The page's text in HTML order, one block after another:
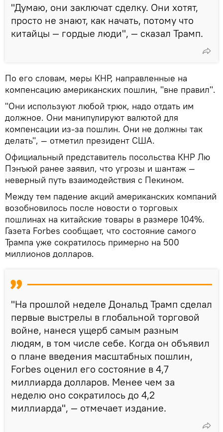
"Думаю, они заключат сделку. Они хотят,
просто не знают, как начать, потому что
китайцы — гордые люди", — сказал Трамп.
По его словам, меры КНР, направленные на
компенсацию американских пошлин, "вне правил".
"Они используют любой трюк, надо отдать им
должное. Они манипулируют валютой для
компенсации из-за пошлин. Они не должны так
делать", — отметил президент США.
Официальный представитель посольства КНР Лю
Пэнъюй ранее заявил, что угрозы и шантаж —
неверный путь взаимодействия с Пекином.
Между тем падение акций американских компаний
возобновилось после новости о торговых
пошлинах на китайские товары в размере 104%.
Газета Forbes сообщает, что состояние самого
Трампа уже сократилось примерно на 500
миллионов долларов.
"На прошлой неделе Дональд Трамп сделал
первые выстрелы в глобальной торговой
войне, нанеся ущерб самым разным
людям, в том числе себе. Когда он объявил
о плане введения масштабных пошлин,
Forbes оценил его состояние в 4,7
миллиарда долларов. Менее чем за
неделю оно сократилось до 4,2
миллиарда", — отмечает издание.